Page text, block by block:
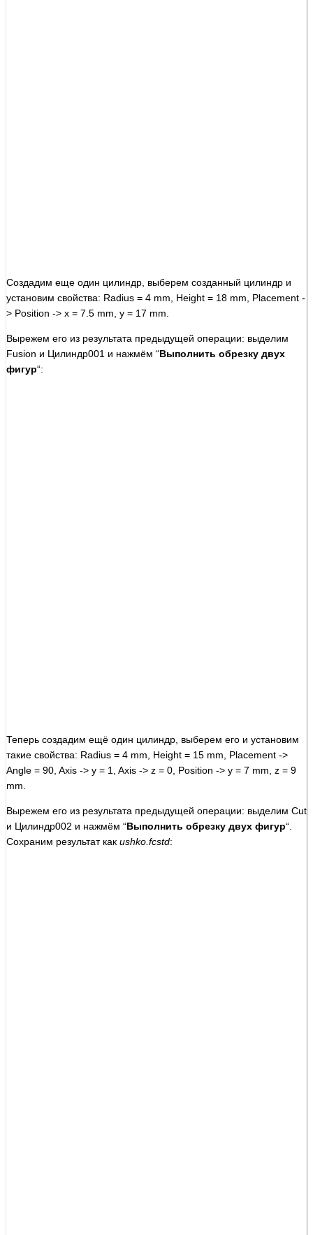
Создадим еще один цилиндр, выберем созданный цилиндр и
установим свойства: Radius = 4 mm, Height = 18 mm, Placement -
> Position -> x = 7.5 mm, y = 17 mm.
Вырежем его из результата предыдущей операции: выделим
Fusion и Цилиндр001 и нажмём “Выполнить обрезку двух
фигур“:
Теперь создадим ещё один цилиндр, выберем его и установим
такие свойства: Radius = 4 mm, Height = 15 mm, Placement ->
Angle = 90, Axis -> y = 1, Axis -> z = 0, Position -> y = 7 mm, z = 9
mm.
Вырежем его из результата предыдущей операции: выделим Cut
и Цилиндр002 и нажмём “Выполнить обрезку двух фигур“.
Сохраним результат как ushko.fcstd: